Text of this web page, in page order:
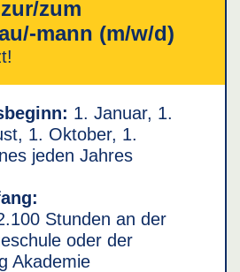
zum
-mann (m/w/d)
1. Januar, 1.
1. Oktober, 1.
jeden Jahres
Stunden an der
oder der
Akademie